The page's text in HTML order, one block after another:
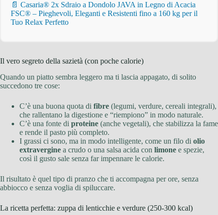
📄 Casaria® 2x Sdraio a Dondolo JAVA in Legno di Acacia
FSC® – Pieghevoli, Eleganti e Resistenti fino a 160 kg per il
Tuo Relax Perfetto
Il vero segreto della sazietà (con poche calorie)
Quando un piatto sembra leggero ma ti lascia appagato, di solito
succedono tre cose:
C’è una buona quota di fibre (legumi, verdure, cereali integrali),
che rallentano la digestione e “riempiono” in modo naturale.
C’è una fonte di proteine (anche vegetali), che stabilizza la fame
e rende il pasto più completo.
I grassi ci sono, ma in modo intelligente, come un filo di olio
extravergine a crudo o una salsa acida con limone e spezie,
così il gusto sale senza far impennare le calorie.
Il risultato è quel tipo di pranzo che ti accompagna per ore, senza
abbiocco e senza voglia di spiluccare.
La ricetta perfetta: zuppa di lenticchie e verdure (250-300 kcal)